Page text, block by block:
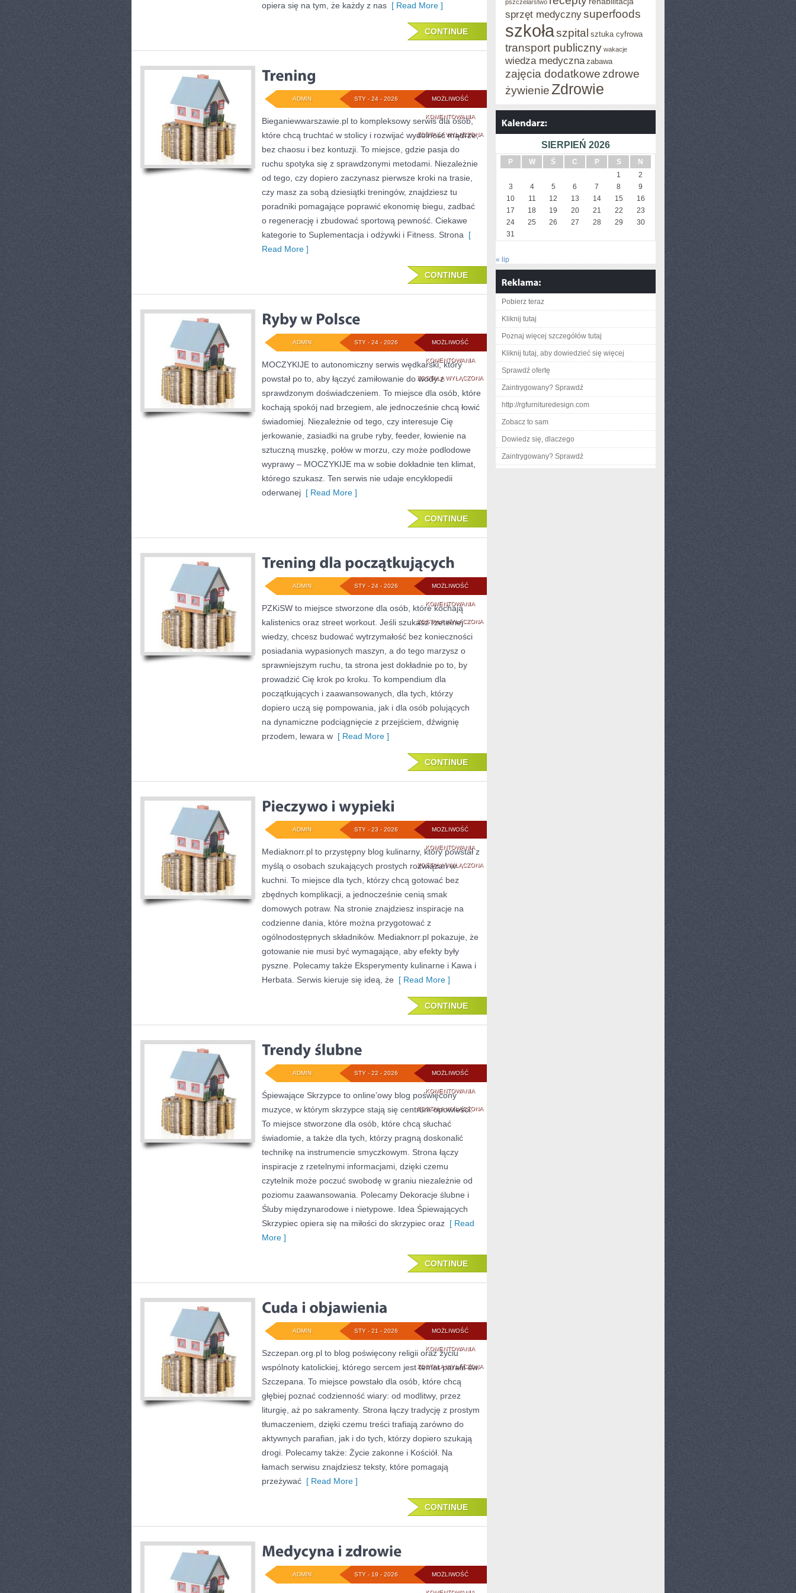
opiera się na tym, że każdy z nas [ Read More ]
CONTINUE
MOŻLIWOŚĆ
KOMENTOWANIATRENING
ZOSTAŁA WYŁĄCZONA
STY - 24 - 2026
ADMIN
Bieganiewwarszawie.pl to kompleksowy serwis dla osób,
które chcą truchtać w stolicy i rozwijać wydolność mądrze,
bez chaosu i bez kontuzji. To miejsce, gdzie pasja do
ruchu spotyka się z sprawdzonymi metodami. Niezależnie
od tego, czy dopiero zaczynasz pierwsze kroki na trasie,
czy masz za sobą dziesiątki treningów, znajdziesz tu
poradniki pomagające poprawić ekonomię biegu, zadbać
o regenerację i zbudować sportową pewność. Ciekawe
kategorie to Suplementacja i odżywki i Fitness. Strona [
Read More ]
CONTINUE
MOŻLIWOŚĆ
KOMENTOWANIARYBY
W
POLSCE
ZOSTAŁA WYŁĄCZONA
STY - 24 - 2026
ADMIN
MOCZYKIJE to autonomiczny serwis wędkarski, który
powstał po to, aby łączyć zamiłowanie do wody z
sprawdzonym doświadczeniem. To miejsce dla osób, które
kochają spokój nad brzegiem, ale jednocześnie chcą łowić
świadomiej. Niezależnie od tego, czy interesuje Cię
jerkowanie, zasiadki na grube ryby, feeder, łowienie na
sztuczną muszkę, połów w morzu, czy może podlodowe
wyprawy – MOCZYKIJE ma w sobie dokładnie ten klimat,
którego szukasz. Ten serwis nie udaje encyklopedii
oderwanej [ Read More ]
CONTINUE
MOŻLIWOŚĆ
KOMENTOWANIATRENING
DLA
POCZĄTKUJĄCYCH
ZOSTAŁA WYŁĄCZONA
STY - 24 - 2026
ADMIN
PZKiSW to miejsce stworzone dla osób, które kochają
kalistenics oraz street workout. Jeśli szukasz rzetelnej
wiedzy, chcesz budować wytrzymałość bez konieczności
posiadania wypasionych maszyn, a do tego marzysz o
sprawniejszym ruchu, ta strona jest dokładnie po to, by
prowadzić Cię krok po kroku. To kompendium dla
początkujących i zaawansowanych, dla tych, którzy
dopiero uczą się pompowania, jak i dla osób polujących
na dynamiczne podciągnięcie z przejściem, dźwignię
przodem, lewara w [ Read More ]
CONTINUE
MOŻLIWOŚĆ
KOMENTOWANIAPIECZYWO
I
WYPIEKI
ZOSTAŁA WYŁĄCZONA
STY - 23 - 2026
ADMIN
Mediaknorr.pl to przystępny blog kulinarny, który powstał z
myślą o osobach szukających prostych rozwiązań w
kuchni. To miejsce dla tych, którzy chcą gotować bez
zbędnych komplikacji, a jednocześnie cenią smak
domowych potraw. Na stronie znajdziesz inspiracje na
codzienne dania, które można przygotować z
ogólnodostępnych składników. Mediaknorr.pl pokazuje, że
gotowanie nie musi być wymagające, aby efekty były
pyszne. Polecamy także Eksperymenty kulinarne i Kawa i
Herbata. Serwis kieruje się ideą, że [ Read More ]
CONTINUE
MOŻLIWOŚĆ
KOMENTOWANIATRENDY
ŚLUBNE
ZOSTAŁA WYŁĄCZONA
STY - 22 - 2026
ADMIN
Śpiewające Skrzypce to online’owy blog poświęcony
muzyce, w którym skrzypce stają się centrum opowieści.
To miejsce stworzone dla osób, które chcą słuchać
świadomie, a także dla tych, którzy pragną doskonalić
technikę na instrumencie smyczkowym. Strona łączy
inspiracje z rzetelnymi informacjami, dzięki czemu
czytelnik może poczuć swobodę w graniu niezależnie od
poziomu zaawansowania. Polecamy Dekoracje ślubne i
Śluby międzynarodowe i nietypowe. Idea Śpiewających
Skrzypiec opiera się na miłości do skrzypiec oraz [ Read
More ]
CONTINUE
MOŻLIWOŚĆ
KOMENTOWANIACUDA
I
OBJAWIENIA
ZOSTAŁA WYŁĄCZONA
STY - 21 - 2026
ADMIN
Szczepan.org.pl to blog poświęcony religii oraz życiu
wspólnoty katolickiej, którego sercem jest temat parafii św.
Szczepana. To miejsce powstało dla osób, które chcą
głębiej poznać codzienność wiary: od modlitwy, przez
liturgię, aż po sakramenty. Strona łączy tradycję z prostym
tłumaczeniem, dzięki czemu treści trafiają zarówno do
aktywnych parafian, jak i do tych, którzy dopiero szukają
drogi. Polecamy także: Życie zakonne i Kościół. Na
łamach serwisu znajdziesz teksty, które pomagają
przeżywać [ Read More ]
CONTINUE
MOŻLIWOŚĆ
MEDYCYNA
STY - 19 - 2026
ADMIN
pszczelarstwo
sprzęt medycznysuperfoods
szkołaszpital sztuka cyfrowa
transport publiczny wakacje
wiedza medyczna zabawa
zajęcia dodatkowe zdrowe
żywienieZdrowie
SIERPIEŃ 2026
P W Ś C P S
N
1
2
3
4 5 6 7 8
9
10
11 12 13 14 15
16
17
18 19 20 21 22
23
24
25 26 27 28 29
30
31
« lip
Pobierz teraz
Kliknij tutaj
Poznaj więcej szczegółów tutaj
Kliknij tutaj, aby dowiedzieć się więcej
Sprawdź ofertę
Zaintrygowany? Sprawdź
http://rgfurnituredesign.com
Zobacz to sam
Dowiedz się, dlaczego
Zaintrygowany? Sprawdź